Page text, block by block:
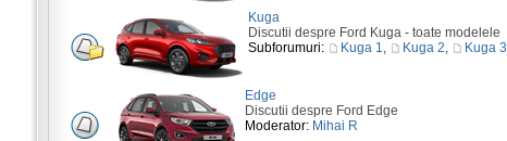
Kuga
Discutii despre Ford Kuga - toate modelele
Subforumuri:
Kuga 1, Kuga 2, Kuga 3
Edge
Discutii despre Ford Edge
Moderator: Mihai R